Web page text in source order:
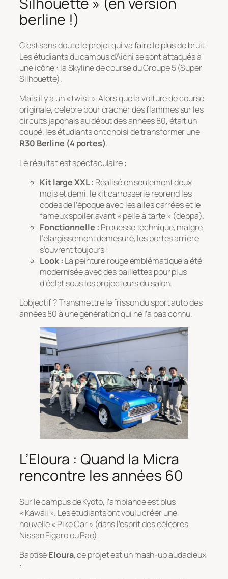
berline !)
C’est sans doute le projet qui va faire le plus de bruit.
Les étudiants du campus d’Aichi se sont attaqués à
une icône : la Skyline de course du Groupe 5 (Super
Silhouette).
Mais il y a un « twist ». Alors que la voiture de course
originale, célèbre pour cracher des flammes sur les
circuits japonais au début des années 80, était un
coupé, les étudiants ont choisi de transformer une
R30 Berline (4 portes).
Le résultat est spectaculaire :
Kit large XXL : Réalisé en seulement deux
mois et demi, le kit carrosserie reprend les
codes de l’époque avec les ailes carrées et le
fameux spoiler avant « pelle à tarte » (deppa).
Fonctionnelle : Prouesse technique, malgré
l’élargissement démesuré, les portes arrière
s’ouvrent toujours !
Look : La peinture rouge emblématique a été
modernisée avec des paillettes pour plus
d’éclat sous les projecteurs du salon.
L’objectif ? Transmettre le frisson du sport auto des
années 80 à une génération qui ne l’a pas connu.
L’Eloura : Quand la Micra
rencontre les années 60
Sur le campus de Kyoto, l’ambiance est plus
« Kawaii ». Les étudiants ont voulu créer une
nouvelle « Pike Car » (dans l’esprit des célèbres
Nissan Figaro ou Pao).
BaptiséEloura, ce projet est un mash-up audacieux
: